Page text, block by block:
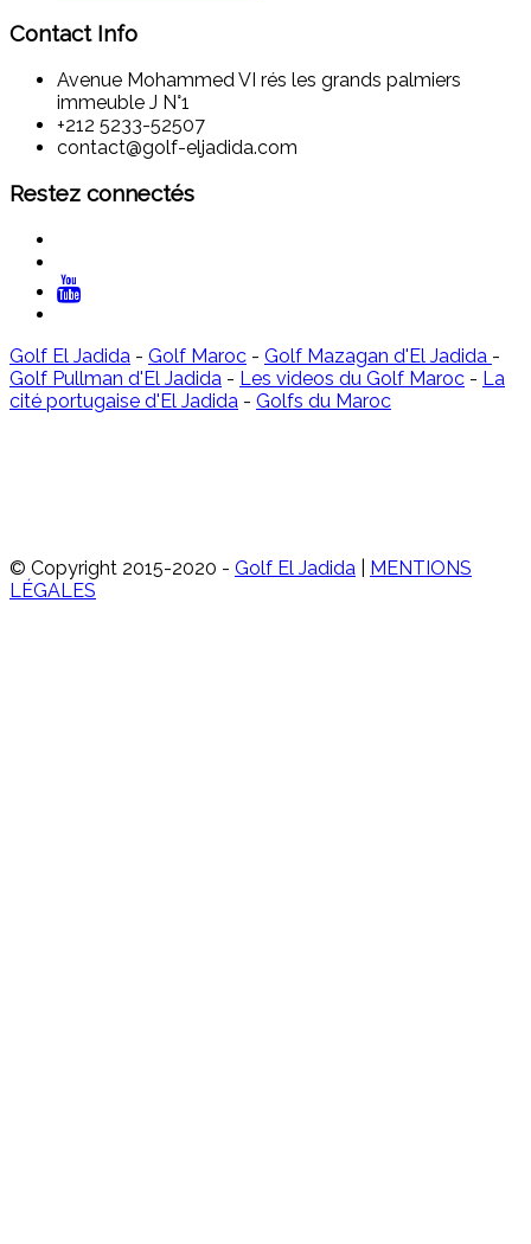
Contact Info
Avenue Mohammed VI rés les grands palmiers
immeuble J N°1
+212 5233-52507
contact@golf-eljadida.com
Restez connectés
Golf El Jadida - Golf Maroc - Golf Mazagan d'El Jadida -
Golf Pullman d'El Jadida - Les videos du Golf Maroc - La
cité portugaise d'El Jadida - Golfs du Maroc
© Copyright 2015-2020 - Golf El Jadida
MENTIONS
LÉGALES